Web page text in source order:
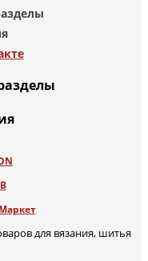
для вязания, шитья